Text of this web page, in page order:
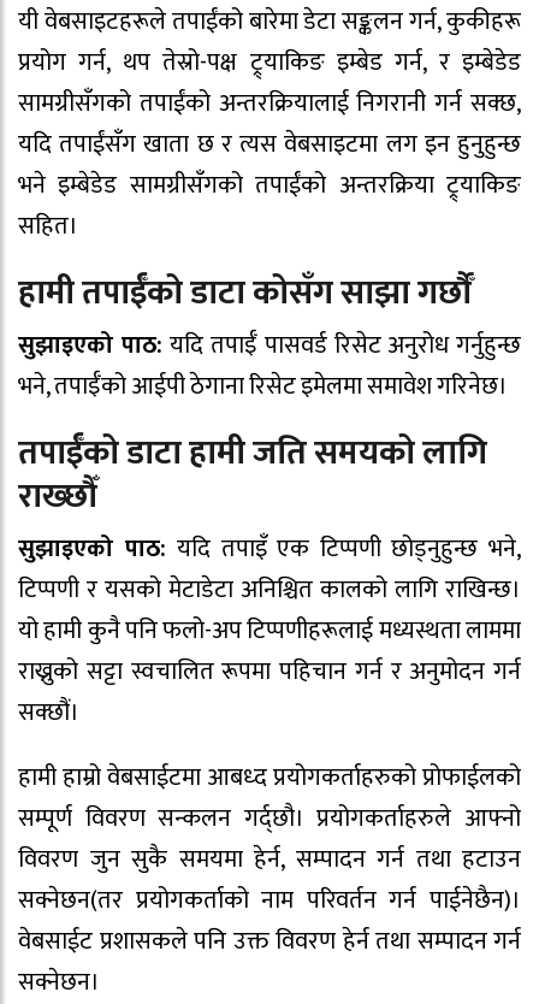
यी वेबसाइटहरूले तपाईंको बारेमा डेटा सङ्कलन गर्न, कुकीहरू
प्रयोग गर्न, थप तेस्रो-पक्ष ट्र्याकिङ इम्बेड गर्न, र इम्बेडेड
सामग्रीसँगको तपाईंको अन्तरक्रियालाई निगरानी गर्न सक्छ,
यदि तपाईंसँग खाता छ र त्यस वेबसाइटमा लग इन हुनुहुन्छ
भने इम्बेडेड सामग्रीसँगको तपाईंको अन्तरक्रिया ट्र्याकिङ
सहित।
हामी तपाईँको डाटा कोसँग साझा गर्छौँ
सुझाइएको पाठ:यदि तपाईँ पासवर्ड रिसेट अनुरोध गर्नुहुन्छ
भने, तपाईँको आईपी ठेगाना रिसेट इमेलमा समावेश गरिनेछ।
तपाईँको डाटा हामी जति समयको लागि
राख्छौँ
सुझाइएको पाठ:यदि तपाइँ एक टिप्पणी छोड्नुहुन्छ भने,
टिप्पणी र यसको मेटाडेटा अनिश्चित कालको लागि राखिन्छ।
यो हामी कुनै पनि फलो-अप टिप्पणीहरूलाई मध्यस्थता लाममा
राख्नुको सट्टा स्वचालित रूपमा पहिचान गर्न र अनुमोदन गर्न
सक्छौं।
हामी हाम्रो वेबसाईटमा आबध्द प्रयोगकर्ताहरुको प्रोफाईलको
सम्पूर्ण विवरण सन्कलन गर्द्छौ। प्रयोगकर्ताहरुले आफ्नो
विवरण जुन सुकै समयमा हेर्न, सम्पादन गर्न तथा हटाउन
सक्नेछन(तर प्रयोगकर्ताको नाम परिवर्तन गर्न पाईनेछैन)।
वेबसाईट प्रशासकले पनि उक्त विवरण हेर्न तथा सम्पादन गर्न
सक्नेछन।